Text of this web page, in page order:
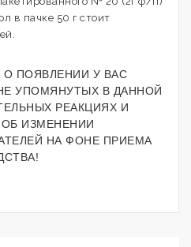
в пачке 50 г стоит
ПОЯВЛЕНИИ У ВАС
УПОМЯНУТЫХ В ДАННОЙ
РЕАКЦИЯХ И
ИЗМЕНЕНИИ
НА ФОНЕ ПРИЕМА